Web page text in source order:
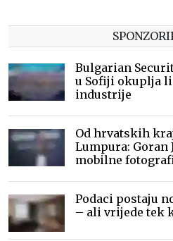
Bulgarian
u Sofiji okuplja
industrije
Od hrvatskih
Lumpura: Goran
mobilne
Podaci postaju
– ali vrijede tek